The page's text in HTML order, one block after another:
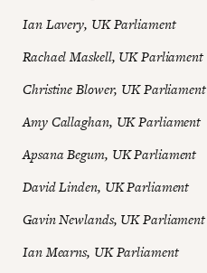
Ian Lavery, UK Parliament
Rachael Maskell, UK Parliament
Christine Blower, UK Parliament
Amy Callaghan, UK Parliament
Apsana Begum, UK Parliament
David Linden, UK Parliament
Gavin Newlands, UK Parliament
Ian Mearns, UK Parliament